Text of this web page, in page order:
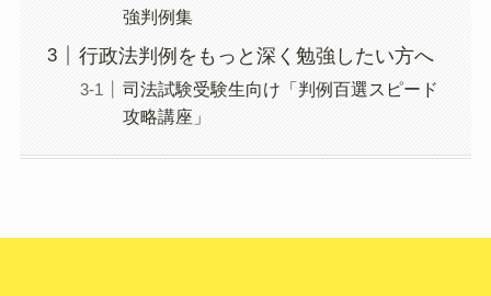
強判例集
行政法判例をもっと深く勉強したい方へ
司法試験受験生向け「判例百選スピード
攻略講座」